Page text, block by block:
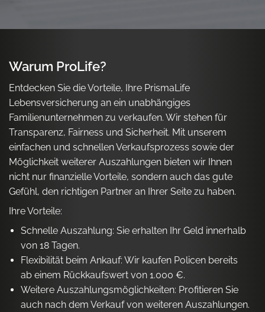
Warum ProLife?
Entdecken Sie die Vorteile, Ihre PrismaLife
Lebensversicherung an ein unabhängiges
Familienunternehmen zu verkaufen. Wir stehen für
Transparenz, Fairness und Sicherheit. Mit unserem
einfachen und schnellen Verkaufsprozess sowie der
Möglichkeit weiterer Auszahlungen bieten wir Ihnen
nicht nur finanzielle Vorteile, sondern auch das gute
Gefühl, den richtigen Partner an Ihrer Seite zu haben.
Ihre Vorteile:
Schnelle Auszahlung: Sie erhalten Ihr Geld innerhalb
von 18 Tagen.
Flexibilität beim Ankauf: Wir kaufen Policen bereits
ab einem Rückkaufswert von 1.000 €.
Weitere Auszahlungsmöglichkeiten: Profitieren Sie
auch nach dem Verkauf von weiteren Auszahlungen.